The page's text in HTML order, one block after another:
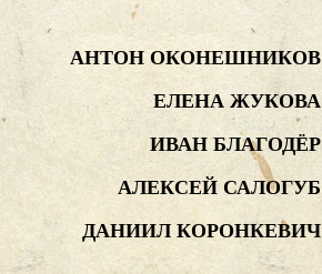
АНТОН ОКОНЕШНИКОВ
ЕЛЕНА ЖУКОВА
ИВАН БЛАГОДЁР
АЛЕКСЕЙ САЛОГУБ
ДАНИИЛ КОРОНКЕВИЧ